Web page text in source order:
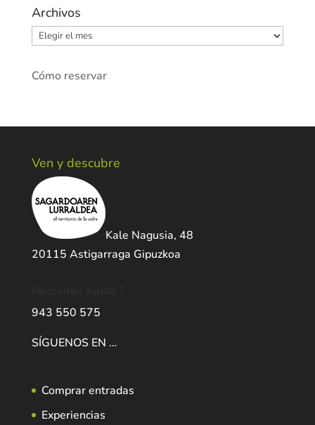
Archivos
Archivos
Cómo reservar
Ven y descubre
Kale Nagusia, 48
20115 Astigarraga Gipuzkoa
943 550 575
SÍGUENOS EN …
Comprar entradas
Experiencias